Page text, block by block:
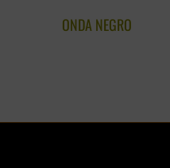
ONDA NEGRO